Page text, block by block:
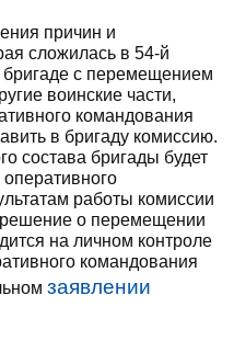
причин и
сложилась в 54-й
бригаде с перемещением
воинские части,
командования
в бригаду комиссию.
состава бригады будет
работы комиссии
решение о перемещении
на личном контроле
командования
заявлении